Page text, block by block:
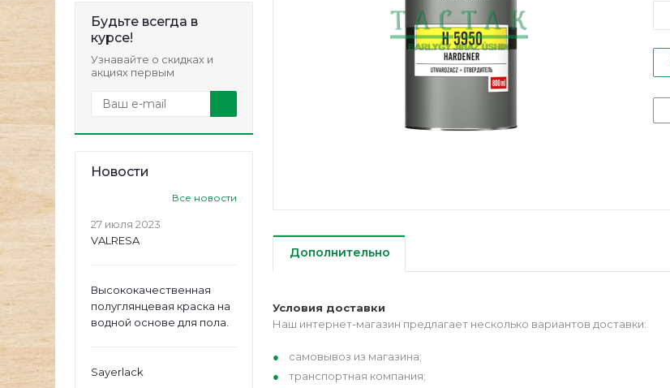
Будьте всегда в
курсе!
Узнавайте о скидках и
акциях первым
Новости
Все новости
27 июля 2023
VALRESA
Высококачественная
полуглянцевая краска на
водной основе для пола.
Sayerlack
Дополнительно
Условия доставки
Наш интернет-магазин предлагает несколько вариантов доставки:
самовывоз из магазина;
транспортная компания;